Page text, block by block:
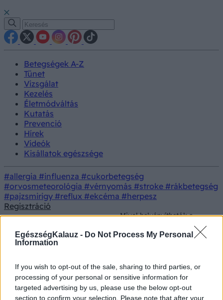
EgészségKalauz - Do Not Process My Personal
Information
If you wish to opt-out of the sale, sharing to third parties, or
processing of your personal or sensitive information for
targeted advertising by us, please use the below opt-out
section to confirm your selection. Please note that after your
Betegségek A-Z
Tünet
Vizsgálat
Kezelés
Életmódváltás
Kutatás
Prevenció
Hírek
Videók
Kisállatok egészsége
#allergia #influenza #cukorbetegség
#orvosmeteorológia #vérnyomás #stroke #rákbetegség
#pajzsmirigy #reflux #ekcéma #herpesz
Regisztráció
Mivel halványíthatók a
javasolja ellene a
Mivel halványíthatók a zavaró
napfoltok? Ezt javasolja ellene a
bőrgyógyász